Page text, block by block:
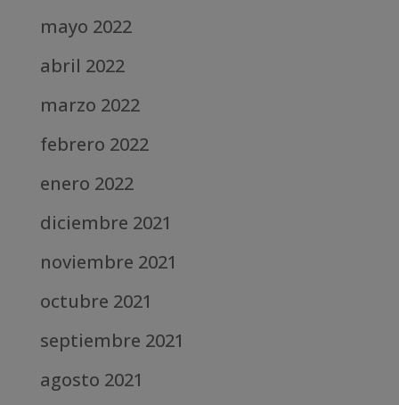
mayo 2022
abril 2022
marzo 2022
febrero 2022
enero 2022
diciembre 2021
noviembre 2021
octubre 2021
septiembre 2021
agosto 2021